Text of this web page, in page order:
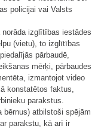
policijai vai Valsts
izglītības iestādes
(vietu), to izglītības
pārbaudē,
mērķi, pārbaudes
izmantojot video
konstatētos faktus,
parakstus.
bērnus) atbilstoši spējām
parakstu, kā arī ir